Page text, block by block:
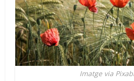
Imatge via